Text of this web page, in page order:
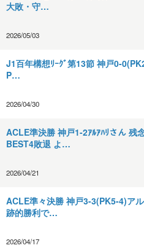
大敗・守…
2026/05/03
J1百年構想ﾘｰｸﾞ第13節 神戸0-
P…
2026/04/30
ACLE準決勝 神戸1-2ｱﾙｱﾊﾘさん 残
BEST4敗退 よ…
2026/04/21
ACLE準々決勝 神戸3-3(PK5-4)ア
跡的勝利で…
2026/04/17